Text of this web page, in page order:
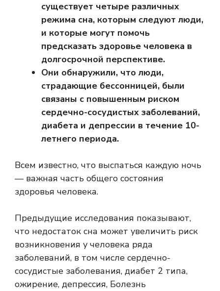
существует четыре различных
режима сна, которым следуют люди,
и которые могут помочь
предсказать здоровье человека в
долгосрочной перспективе.
Они обнаружили, что люди,
страдающие бессонницей, были
связаны с повышенным риском
сердечно-сосудистых заболеваний,
диабета и депрессии в течение 10-
летнего периода.
Всем известно, что выспаться каждую ночь
— важная часть общего состояния
здоровья человека.
Предыдущие исследования показывают,
что недостаток сна может увеличить риск
возникновения у человека ряда
заболеваний, в том числе сердечно-
сосудистые заболевания, диабет 2 типа,
ожирение, депрессия, Болезнь